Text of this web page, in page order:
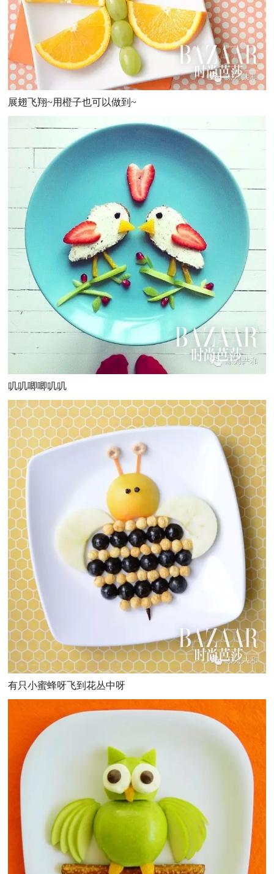
展翅飞翔~用橙子也可以做到~
叽叽唧唧叽叽
有只小蜜蜂呀飞到花丛中呀